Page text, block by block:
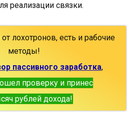
реализации связки.
лохотронов, есть и рабочие
методы!
пассивного заработка,
проверку и принес
рублей дохода!